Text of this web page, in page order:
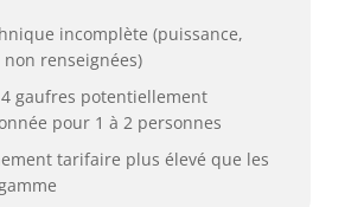
incomplète (puissance,
renseignées)
gaufres potentiellement
pour 1 à 2 personnes
tarifaire plus élevé que les